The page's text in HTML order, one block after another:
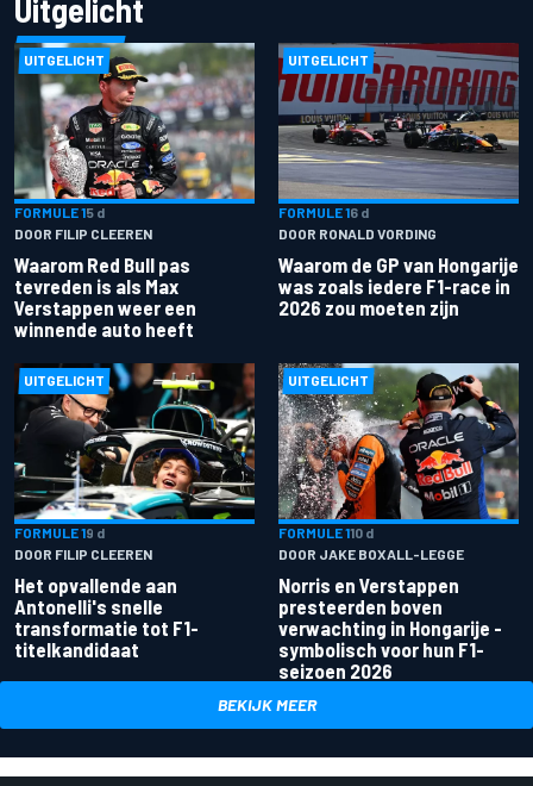
Uitgelicht
UITGELICHT
FORMULE 15 d
DOOR FILIP CLEEREN
Waarom Red Bull pas
tevreden is als Max
Verstappen weer een
winnende auto heeft
UITGELICHT
FORMULE 16 d
DOOR RONALD VORDING
Waarom de GP van Hongarije
was zoals iedere F1-race in
2026 zou moeten zijn
UITGELICHT
FORMULE 19 d
DOOR FILIP CLEEREN
Het opvallende aan
Antonelli's snelle
transformatie tot F1-
titelkandidaat
UITGELICHT
FORMULE 110 d
DOOR JAKE BOXALL-LEGGE
Norris en Verstappen
presteerden boven
verwachting in Hongarije -
symbolisch voor hun F1-
seizoen 2026
BEKIJK MEER